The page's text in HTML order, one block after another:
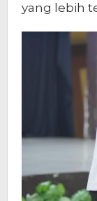
yang lebih